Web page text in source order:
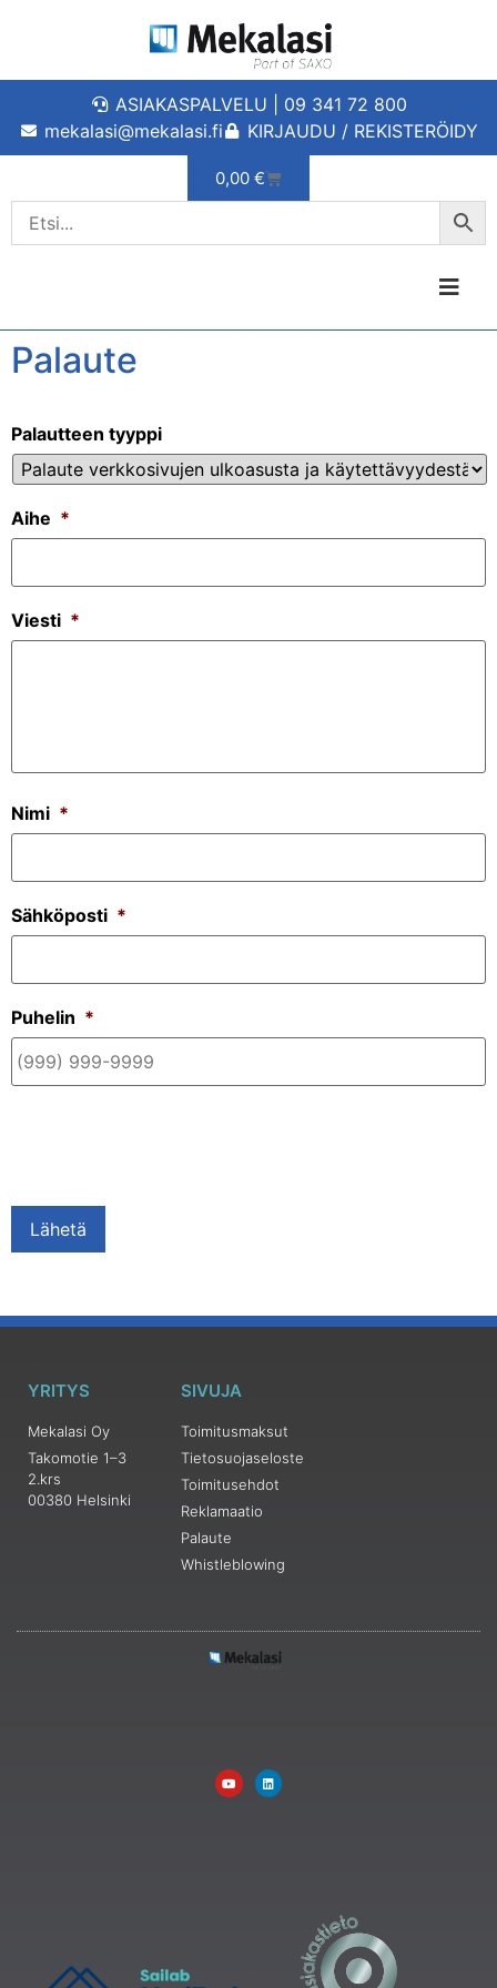
ASIAKASPALVELU | 09 341 72 800
mekalasi@mekalasi.fi
KIRJAUDU / REKISTERÖIDY
0,00 €
Palaute
Palautteen tyyppi
Aihe *
Viesti *
Nimi *
Sähköposti *
Puhelin *
Lähetä
YRITYS
Mekalasi Oy
Takomotie 1–3
2.krs
00380 Helsinki
SIVUJA
Toimitusmaksut
Tietosuojaseloste
Toimitusehdot
Reklamaatio
Palaute
Whistleblowing